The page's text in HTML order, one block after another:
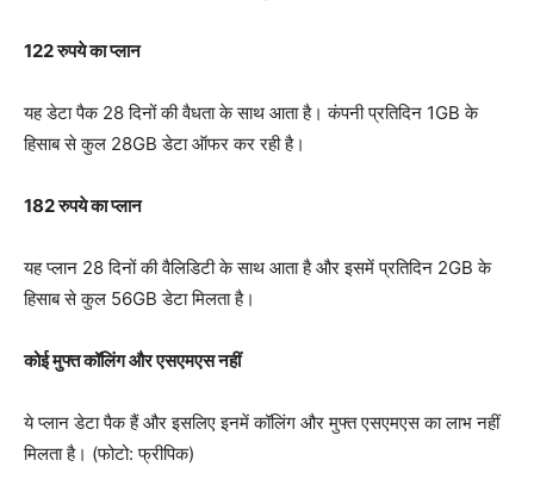
122 रुपये का प्लान
यह डेटा पैक 28 दिनों की वैधता के साथ आता है। कंपनी प्रतिदिन 1GB के
हिसाब से कुल 28GB डेटा ऑफर कर रही है।
182 रुपये का प्लान
यह प्लान 28 दिनों की वैलिडिटी के साथ आता है और इसमें प्रतिदिन 2GB के
हिसाब से कुल 56GB डेटा मिलता है।
कोई मुफ्त कॉलिंग और एसएमएस नहीं
ये प्लान डेटा पैक हैं और इसलिए इनमें कॉलिंग और मुफ्त एसएमएस का लाभ नहीं
मिलता है। (फोटो: फ्रीपिक)